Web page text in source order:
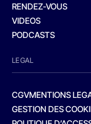
RENDEZ-VOUS
VIDEOS
PODCASTS
LEGAL
CGVMENTIONS
GESTION DES